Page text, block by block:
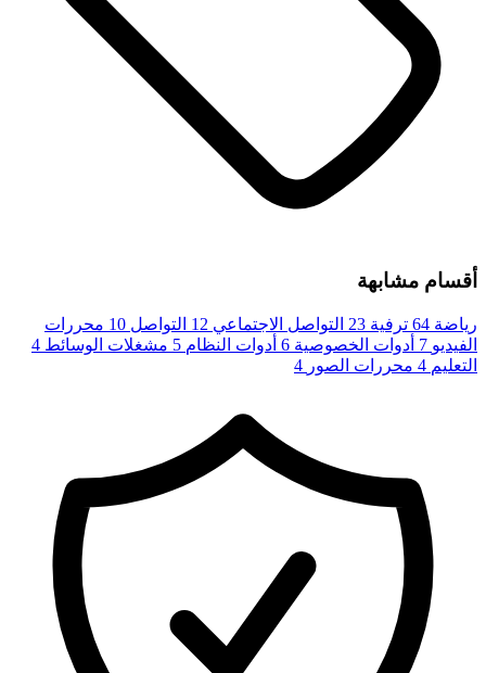
أقسام مشابهة
رياضة 64 ترفية 23 التواصل الاجتماعي 12 التواصل 10 محررات
الفيديو 7 أدوات الخصوصية 6 أدوات النظام 5 مشغلات الوسائط 4
التعليم 4 محررات الصور 4